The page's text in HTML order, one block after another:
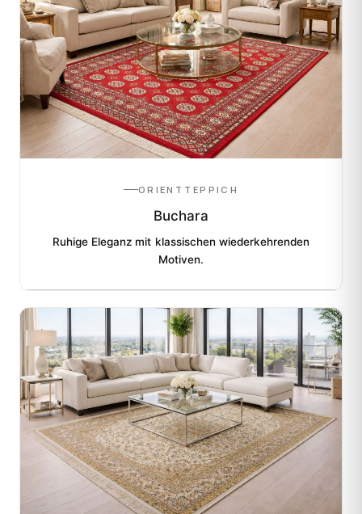
ORIENTTEPPICH
Buchara
Ruhige Eleganz mit klassischen wiederkehrenden
Motiven.